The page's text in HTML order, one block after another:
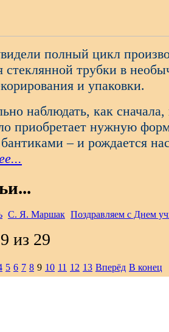
полный цикл
стеклянной трубки в
и упаковки.
наблюдать, как сначала,
приобретает нужную
– и рождается
С. Я. Маршак Поздравляем с Днем
из 29
5 6 7 8 9 10 11 12 13 Вперёд В конец